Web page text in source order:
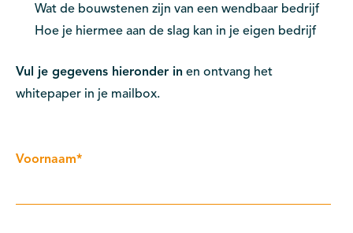
Wat de bouwstenen zijn van een wendbaar bedrijf
Hoe je hiermee aan de slag kan in je eigen bedrijf
Vul je gegevens hieronder in en ontvang het
whitepaper in je mailbox.
Voornaam*